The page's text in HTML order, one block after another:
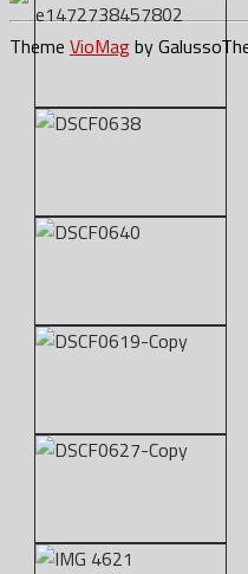
Theme VioMagby